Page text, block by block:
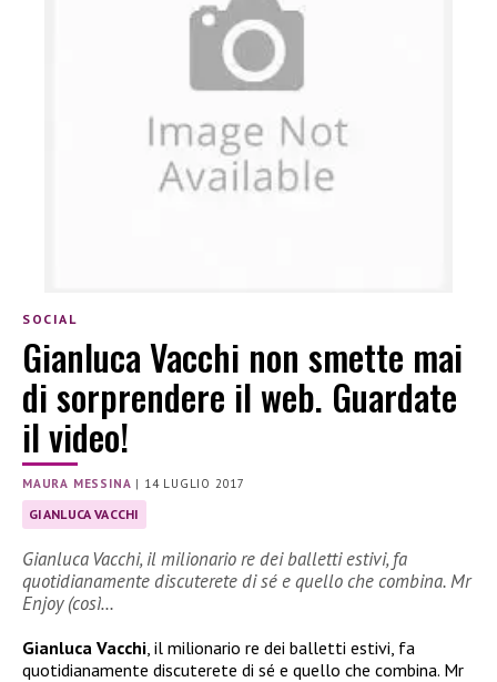
SOCIAL
Gianluca Vacchi non smette mai
di sorprendere il web. Guardate
il video!
MAURA MESSINA | 14 LUGLIO 2017
GIANLUCA VACCHI
Gianluca Vacchi, il milionario re dei balletti estivi, fa
quotidianamente discuterete di sé e quello che combina. Mr
Enjoy (così…
Gianluca Vacchi, il milionario re dei balletti estivi, fa
quotidianamente discuterete di sé e quello che combina. Mr